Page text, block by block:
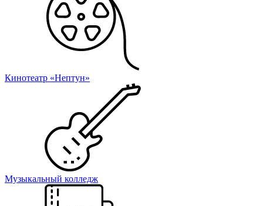
Кинотеатр «Нептун»
Музыкальный колледж